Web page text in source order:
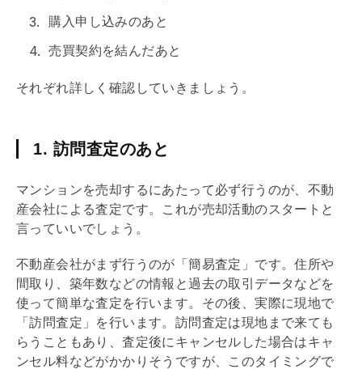
購入申し込みのあと
売買契約を結んだあと
それぞれ詳しく確認していきましょう。
1. 訪問査定のあと
マンションを売却するにあたって必ず行うのが、不動
産会社による査定です。これが売却活動のスタートと
言っていいでしょう。
不動産会社がまず行うのが「簡易査定」です。住所や
間取り、 築年数などの情報と過去の取引データなどを
使って簡単な査定を行います。その後、実際に現地で
「訪問査定」を行います。訪問査定は現地まで来ても
らうこともあり、査定後にキャンセルした場合はキャ
ンセル料などがかかりそうですが、このタイミングで